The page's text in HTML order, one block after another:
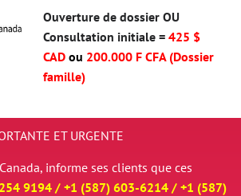
Ouverture de dossier OU
Consultation initiale =425 $
CAD ou 200.000 F CFA (Dossier
famille)
ET URGENTE
informe ses clients que ces
9194 / +1 (587) 603-6214 / +1 (587)